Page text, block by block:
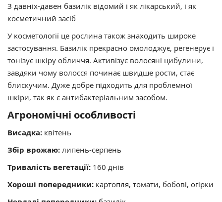
З давніх-давен базилік відомий і як лікарський, і як
косметичний засіб
У косметології це рослина також знаходить широке
застосування. Базилік прекрасно омолоджує, регенерує і
тонізує шкіру обличчя. Активізує волосяні цибулини,
завдяки чому волосся починає швидше рости, стає
блискучим. Дуже добре підходить для проблемної
шкіри, так як є антибактеріальним засобом.
Агрономічні особливості
Висадка: квітень
Збір врожаю: липень-серпень
Тривалість вегетації: 160 днів
Хороші попередники: картопля, томати, бобові, огірки